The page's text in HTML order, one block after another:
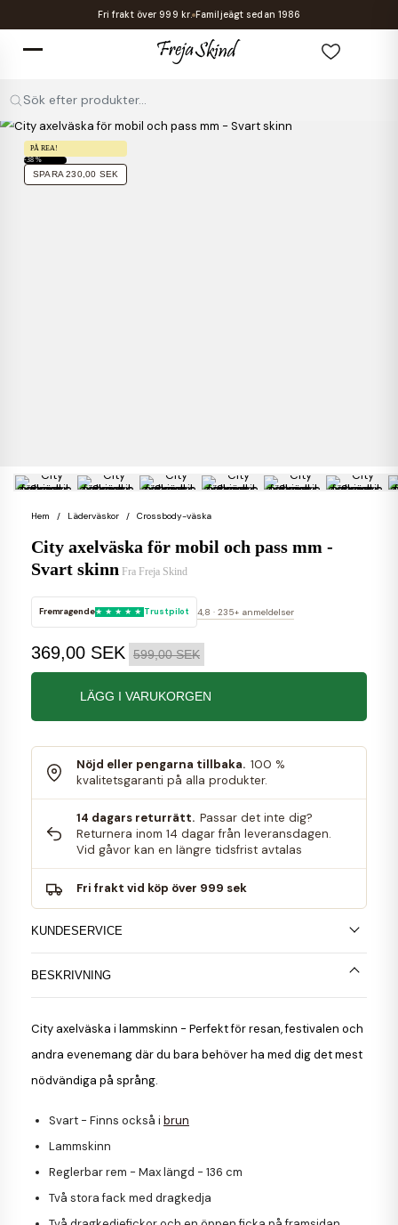
Fri frakt över 999 kr. Familjeägt sedan 1986
Sök efter produkter...
PÅ REA!
-38 %
SPARA 230,00 SEK
Hem Läderväskor Crossbody-väska
City axelväska för mobil och pass mm -
Svart skinn Fra Freja Skind
Fremragende Trustpilot 4,8 · 235+ anmeldelser
369,00 SEK 599,00 SEK
LÄGG I VARUKORGEN
Nöjd eller pengarna tillbaka. 100 %
kvalitetsgaranti på alla produkter.
14 dagars returrätt. Passar det inte dig?
Returnera inom 14 dagar från leveransdagen.
Vid gåvor kan en längre tidsfrist avtalas
Fri frakt vid köp över 999 sek
KUNDESERVICE
BESKRIVNING
City axelväska i lammskinn - Perfekt för resan, festivalen och
andra evenemang där du bara behöver ha med dig det mest
nödvändiga på språng.
Svart - Finns också i brun
Lammskinn
Reglerbar rem - Max längd - 136 cm
Två stora fack med dragkedja